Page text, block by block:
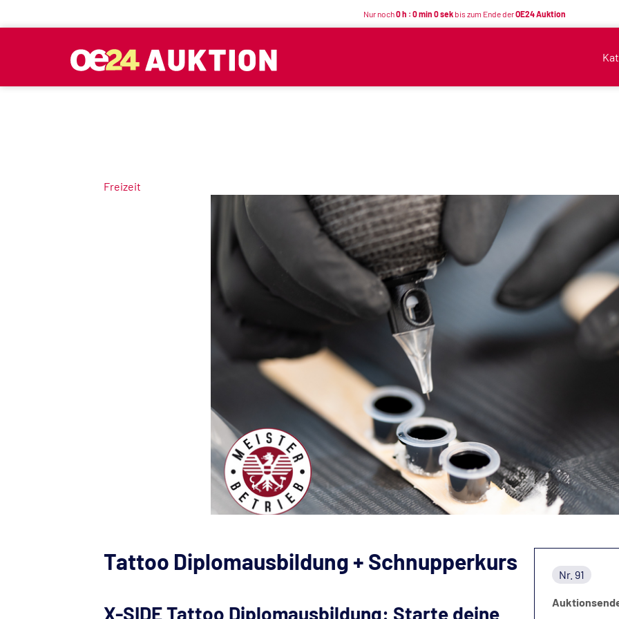
Nur noch0 h : 0 min 0 sekbis zum Ende derOE24 Auktion
Freizeit
Nr. 91
Tattoo Diplomausbildung + Schnupperkurs
X-SIDE Tattoo Diplomausbildung: Starte deine